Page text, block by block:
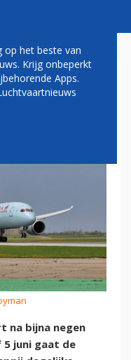
OP
na bijna negen
5 juni gaat de
op het beste van
Krijg onbeperkt
Apps.